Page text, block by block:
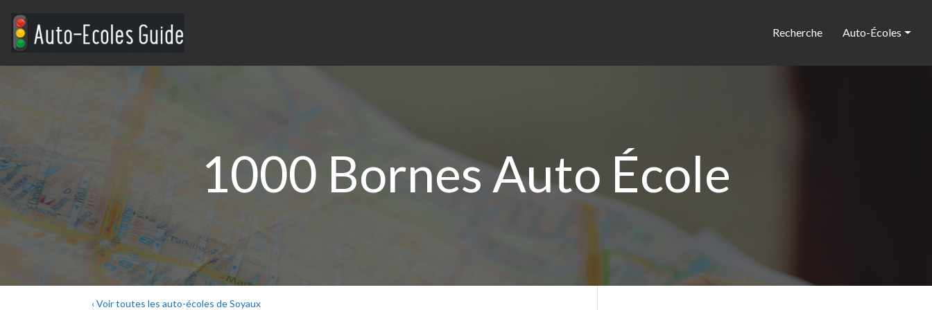
Recherche Auto-Écoles
1000 Bornes Auto École
‹ Voir toutes les auto-écoles de Soyaux